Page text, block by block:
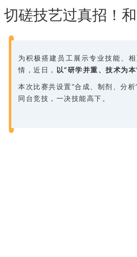
切磋技艺过真招！
为积极搭建员工展示专业技能、
情，近日， 以“研学并重、技术为
本次比赛共设置“合成、制剂、分
同台竞技，一决技能高下。